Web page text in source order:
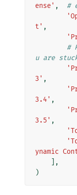
ense' ,
#
t' ,
#
u are
3' ,
3.4' ,
3.5' ,
ynamic
],
)